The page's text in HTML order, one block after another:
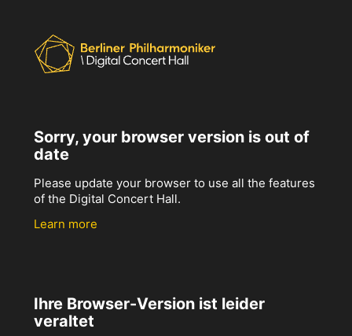
Sorry, your browser version is out of
date
Please update your browser to use all the features
of the Digital Concert Hall.
Learn more
Ihre Browser-Version ist leider
veraltet